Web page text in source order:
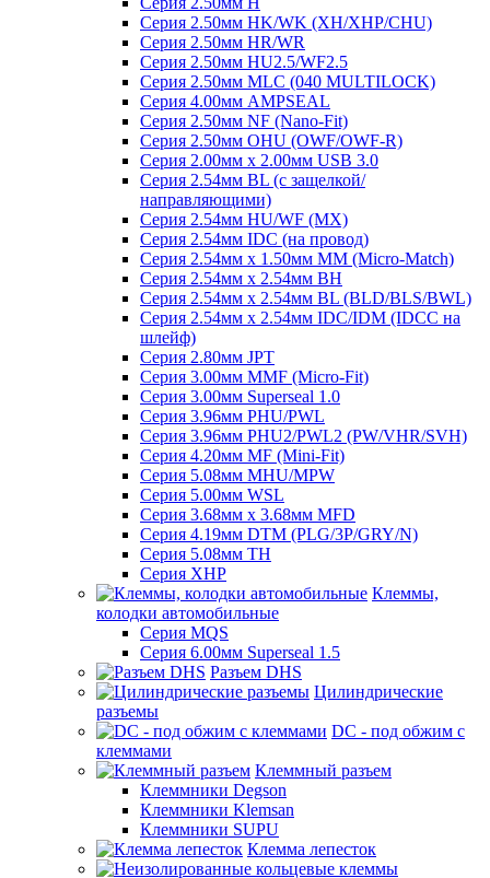
Серия 2.50мм HK/WK (XH/XHP/CHU)
Серия 2.50мм HR/WR
Серия 2.50мм HU2.5/WF2.5
Серия 2.50мм MLC (040 MULTILOCK)
Серия 4.00мм AMPSEAL
Серия 2.50мм NF (Nano-Fit)
Серия 2.50мм OHU (OWF/OWF-R)
Серия 2.00мм x 2.00мм USB 3.0
Серия 2.54мм BL (с защелкой/
направляющими)
Серия 2.54мм HU/WF (MX)
Серия 2.54мм IDC (на провод)
Серия 2.54мм х 1.50мм MM (Micro-Match)
Серия 2.54мм х 2.54мм BH
Серия 2.54мм х 2.54мм BL (BLD/BLS/BWL)
Серия 2.54мм х 2.54мм IDC/IDM (IDCC на
шлейф)
Серия 2.80мм JPT
Серия 3.00мм MMF (Micro-Fit)
Серия 3.00мм Superseal 1.0
Серия 3.96мм PHU/PWL
Серия 3.96мм PHU2/PWL2 (PW/VHR/SVH)
Серия 4.20мм MF (Mini-Fit)
Серия 5.08мм MHU/MPW
Серия 5.00мм WSL
Серия 3.68мм х 3.68мм MFD
Серия 4.19мм DTM (PLG/3P/GRY/N)
Серия 5.08мм TH
Серия XHP
Клеммы,
колодки автомобильные
Серия MQS
Серия 6.00мм Superseal 1.5
Разъем DHS
Цилиндрические
разъемы
DC - под обжим с
клеммами
Клеммный разъем
Клеммники Degson
Клеммники Klemsan
Клеммники SUPU
Клемма лепесток